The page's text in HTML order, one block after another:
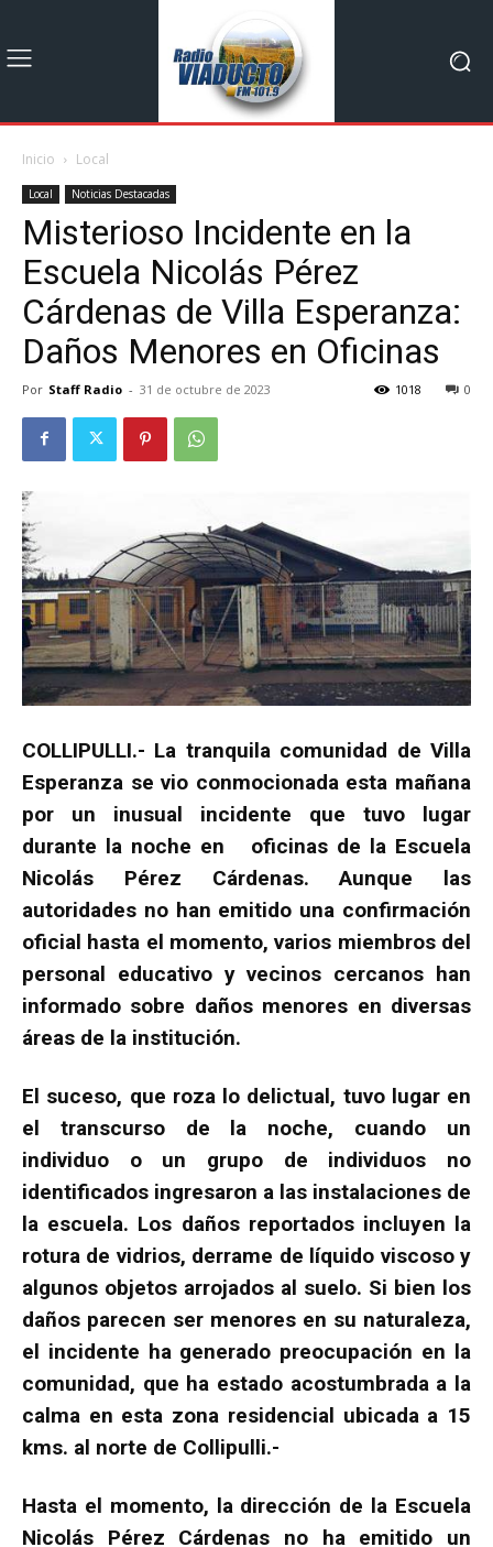
Inicio Local
Local Noticias Destacadas
Misterioso Incidente en la
Escuela Nicolás Pérez
Cárdenas de Villa Esperanza:
Daños Menores en Oficinas
Por Staff Radio - 31 de octubre de 2023 0
1018
COLLIPULLI.- La tranquila comunidad de Villa
Esperanza se vio conmocionada esta mañana
por un inusual incidente que tuvo lugar
durante la noche en oficinas de la Escuela
Nicolás Pérez Cárdenas. Aunque las
autoridades no han emitido una confirmación
oficial hasta el momento, varios miembros del
personal educativo y vecinos cercanos han
informado sobre daños menores en diversas
áreas de la institución.
El suceso, que roza lo delictual, tuvo lugar en
el transcurso de la noche, cuando un
individuo o un grupo de individuos no
identificados ingresaron a las instalaciones de
la escuela. Los daños reportados incluyen la
rotura de vidrios, derrame de líquido viscoso y
algunos objetos arrojados al suelo. Si bien los
daños parecen ser menores en su naturaleza,
el incidente ha generado preocupación en la
comunidad, que ha estado acostumbrada a la
calma en esta zona residencial ubicada a 15
kms. al norte de Collipulli.-
Hasta el momento, la dirección de la Escuela
Nicolás Pérez Cárdenas no ha emitido un